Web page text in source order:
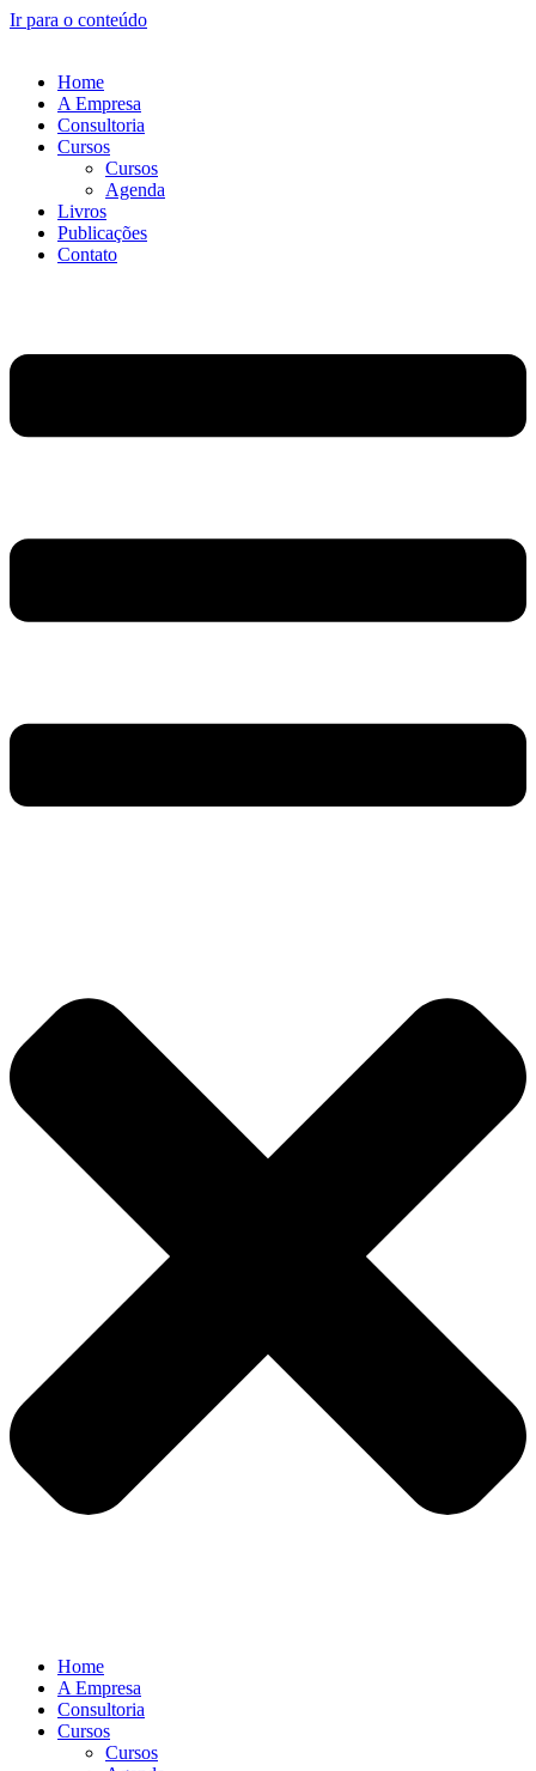
Ir para o conteúdo
Home
A Empresa
Consultoria
Cursos
Cursos
Agenda
Livros
Publicações
Contato
Home
A Empresa
Consultoria
Cursos
Cursos